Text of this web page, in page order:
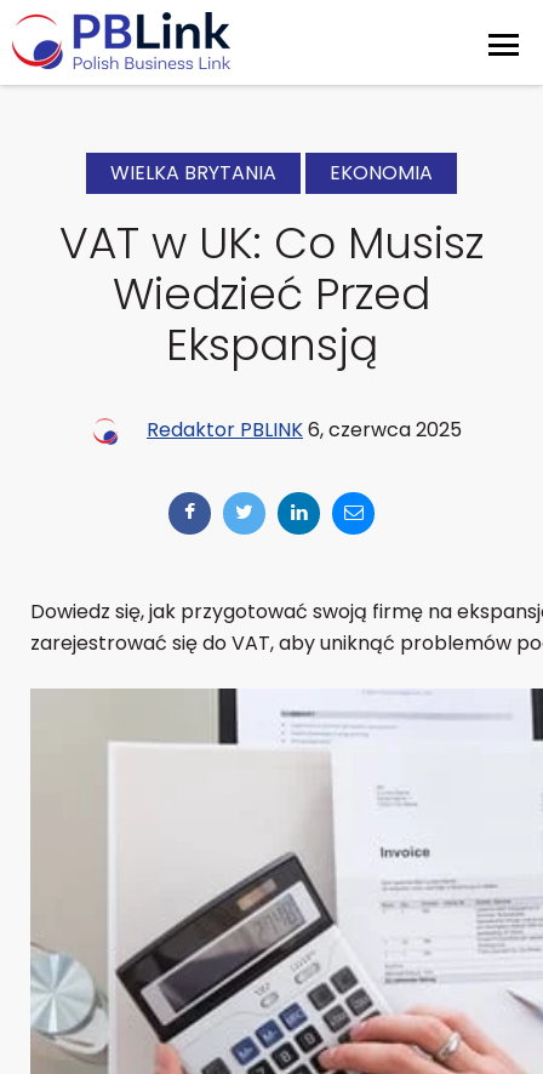
WIELKA BRYTANIA EKONOMIA
VAT w UK: Co Musisz
Wiedzieć Przed
Ekspansją
Redaktor PBLINK6, czerwca 2025
Dowiedz się, jak przygotować swoją firmę na
zarejestrować się do VAT, aby uniknąć problemów